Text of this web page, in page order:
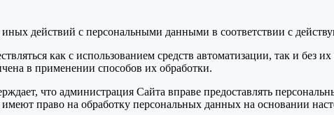
действий с персональными данными в соответствии с
как с использованием средств автоматизации, так и без
в применении способов их обработки.
что администрация Сайта вправе предоставлять
право на обработку персональных данных на основании